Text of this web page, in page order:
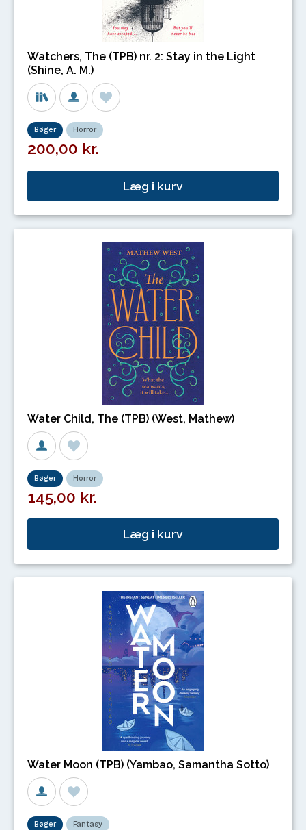
Watchers, The (TPB) nr. 2: Stay in the Light
(Shine, A. M.)
Bøger Horror
200,00 kr.
Læg i kurv
Water Child, The (TPB) (West, Mathew)
Bøger Horror
145,00 kr.
Læg i kurv
Water Moon (TPB) (Yambao, Samantha Sotto)
Bøger Fantasy